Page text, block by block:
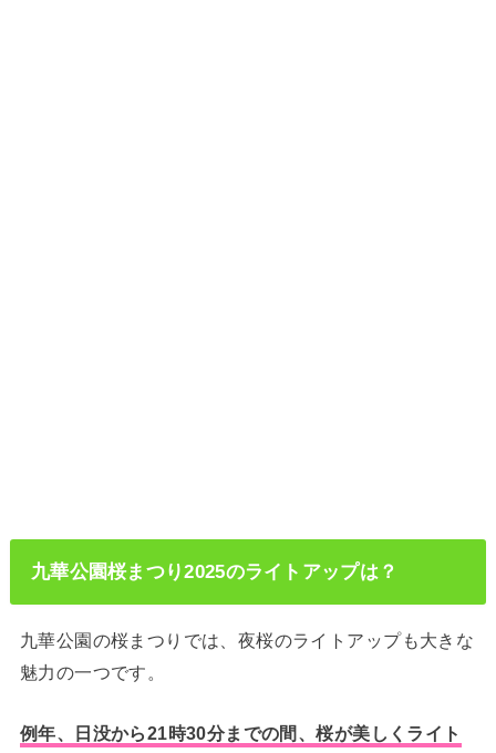
九華公園桜まつり2025のライトアップは？
九華公園の桜まつりでは、夜桜のライトアップも大きな
魅力の一つです。
例年、日没から21時30分までの間、桜が美しくライト